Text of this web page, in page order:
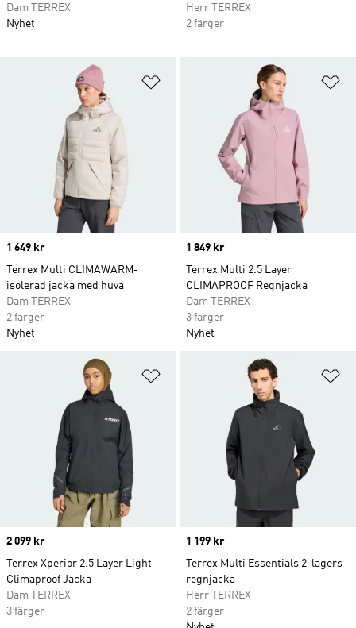
Dam TERREX
Nyhet
Herr TERREX
2 färger
Lägg till på önskelistan
Price
1 649 kr
Terrex Multi CLIMAWARM-
isolerad jacka med huva
Dam TERREX
2 färger
Nyhet
Price
1 849 kr
Terrex Multi 2.5 Layer
CLIMAPROOF Regnjacka
Dam TERREX
3 färger
Nyhet
Lägg till på önskelistan
Price
2 099 kr
Terrex Xperior 2.5 Layer Light
Climaproof Jacka
Dam TERREX
3 färger
Price
1 199 kr
Terrex Multi Essentials 2-lagers
regnjacka
Herr TERREX
2 färger